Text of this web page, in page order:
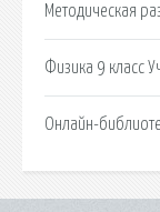
Методическая
Физика 9 класс
Онлайн-